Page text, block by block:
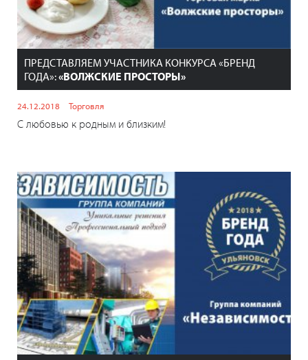
ПРЕДСТАВЛЯЕМ УЧАСТНИКА КОНКУРСА «БРЕНД
ГОДА»:«ВОЛЖСКИЕ ПРОСТОРЫ»
24.12.2018 Торговля
С любовью к родным и близким!